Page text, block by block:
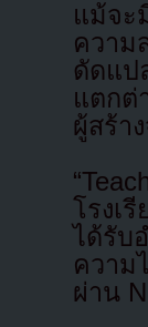
แม้จะ
ควา
ดัดแป
แตกต่
ผู้สร้า
โรงเ
ได้รับ
ความ
ผ่าน